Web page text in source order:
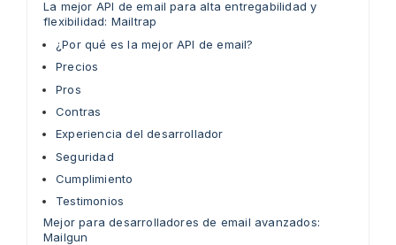
La mejor API de email para alta entregabilidad y
flexibilidad: Mailtrap
¿Por qué es la mejor API de email?
Precios
Pros
Contras
Experiencia del desarrollador
Seguridad
Cumplimiento
Testimonios
Mejor para desarrolladores de email avanzados:
Mailgun